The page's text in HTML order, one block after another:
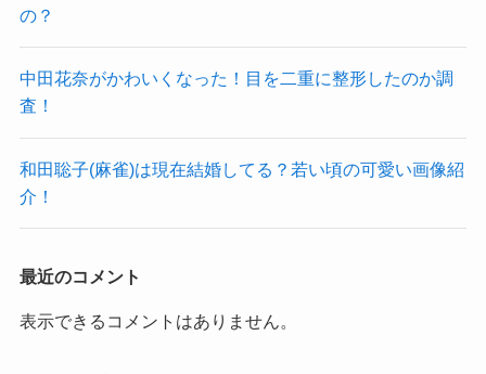
の？
中田花奈がかわいくなった！目を二重に整形したのか調
査！
和田聡子(麻雀)は現在結婚してる？若い頃の可愛い画像紹
介！
最近のコメント
表示できるコメントはありません。